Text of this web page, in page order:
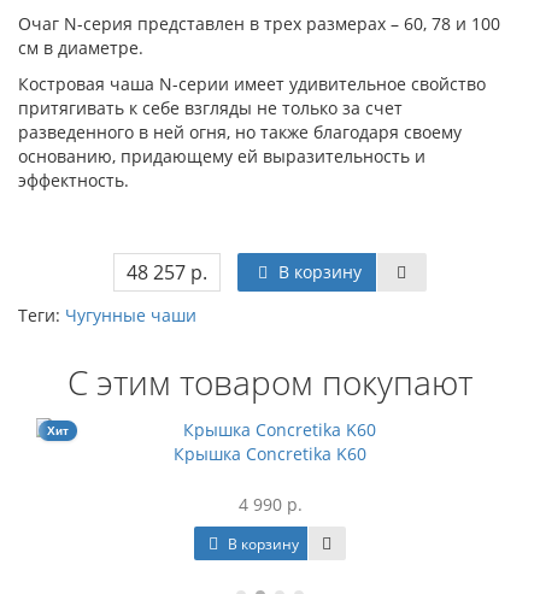
Очаг N-серия представлен в трех размерах – 60, 78 и 100
см в диаметре.
Костровая чаша N-серии имеет удивительное свойство
притягивать к себе взгляды не только за счет
разведенного в ней огня, но также благодаря своему
основанию, придающему ей выразительность и
эффектность.
48 257 р.
В корзину
Теги: Чугунные чаши
С этим товаром покупают
Хит
Крышка Concretika K60
4 990 р.
В корзину